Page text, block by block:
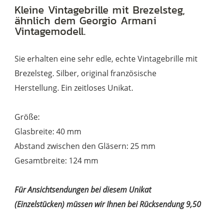
Vintagebrille
mit
Kleine Vintagebrille mit Brezelsteg,
ähnlich dem Georgio Armani
Vintagemodell.
Sie erhalten eine sehr edle, echte Vintagebrille mit
Brezelsteg. Silber, original französische
Herstellung. Ein zeitloses Unikat.
Größe:
Glasbreite: 40 mm
Abstand zwischen den Gläsern: 25 mm
Gesamtbreite: 124 mm
Für Ansichtsendungen bei diesem Unikat
(Einzelstücken) müssen wir Ihnen bei Rücksendung 9,50